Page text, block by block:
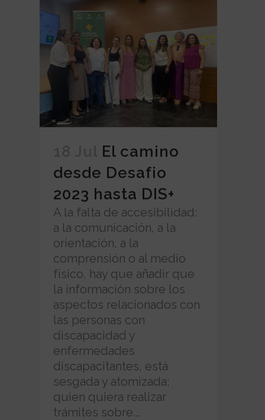
El camino
desde Desafio
2023 hasta DIS+
A la falta de accesibilidad:
a la comunicación, a la
orientación, a la
comprensión o al medio
físico, hay que añadir que
la información sobre los
aspectos relacionados con
las personas con
discapacidad y
enfermedades
discapacitantes, está
sesgada y atomizada;
quien quiera realizar
trámites sobre...